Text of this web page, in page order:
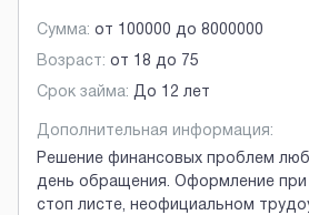
Сумма: от 100000 до 8000000
Возраст: от 18 до 75
Срок займа: До 12 лет
Дополнительная информация:
Решение финансовых проблем
день обращения. Оформление при
стоп листе, неофициальном